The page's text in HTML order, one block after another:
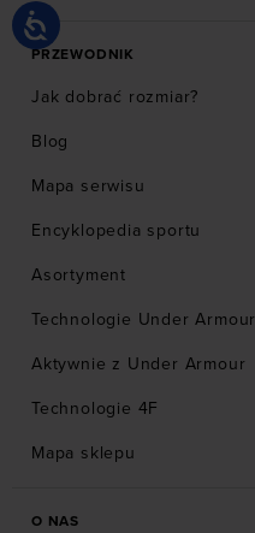
PRZEWODNIK
Jak dobrać rozmiar?
Blog
Mapa serwisu
Encyklopedia sportu
Asortyment
Technologie Under Armour
Aktywnie z Under Armour
Technologie 4F
Mapa sklepu
O NAS